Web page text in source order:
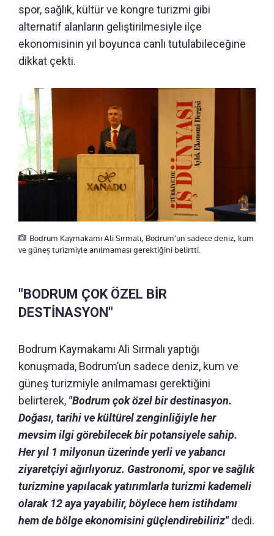
spor, sağlık, kültür ve kongre turizmi gibi
alternatif alanların geliştirilmesiyle ilçe
ekonomisinin yıl boyunca canlı tutulabileceğine
dikkat çekti.
Bodrum Kaymakamı Ali Sırmalı, Bodrum’un sadece deniz, kum
ve güneş turizmiyle anılmaması gerektiğini belirtti.
"BODRUM ÇOK ÖZEL BİR
DESTİNASYON"
Bodrum Kaymakamı Ali Sırmalı yaptığı
konuşmada, Bodrum’un sadece deniz, kum ve
güneş turizmiyle anılmaması gerektiğini
belirterek, "Bodrum çok özel bir destinasyon.
Doğası, tarihi ve kültürel zenginliğiyle her
mevsim ilgi görebilecek bir potansiyele sahip.
Her yıl 1 milyonun üzerinde yerli ve yabancı
ziyaretçiyi ağırlıyoruz. Gastronomi, spor ve sağlık
turizmine yapılacak yatırımlarla turizmi kademeli
olarak 12 aya yayabilir, böylece hem istihdamı
hem de bölge ekonomisini güçlendirebiliriz"dedi.